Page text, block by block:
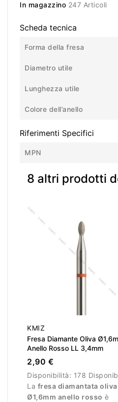
In magazzino 247 Articoli
Scheda tecnica
Forma della fresa
Diametro utile
Lunghezza utile
Colore dell’anello
Riferimenti Specifici
MPN
8 altri prodotti
KMIZ
Fresa Diamante Oliva
Anello Rosso LL 3,4mm
2,90 €
Disponibilità: 178
La fresa diamantata oliva
Ø1,6mm anello rosso è